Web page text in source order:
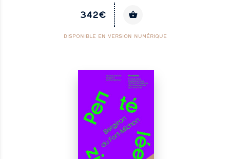
342€
DISPONIBLE EN VERSION NUMÉRIQUE